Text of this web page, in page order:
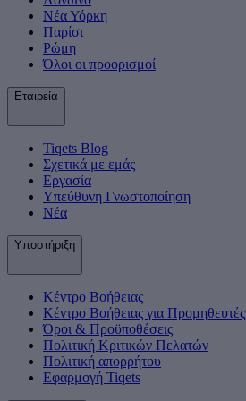
Νέα Υόρκη
Παρίσι
Ρώμη
Όλοι οι προορισμοί
Εταιρεία
Tiqets Βlog
Σχετικά με εμάς
Εργασία
Υπεύθυνη Γνωστοποίηση
Νέα
Υποστήριξη
Κέντρο Βοήθειας
Κέντρο Βοήθειας για Προμηθευτές
Όροι & Προϋποθέσεις
Πολιτική Κριτικών Πελατών
Πολιτική απορρήτου
Εφαρμογή Tiqets